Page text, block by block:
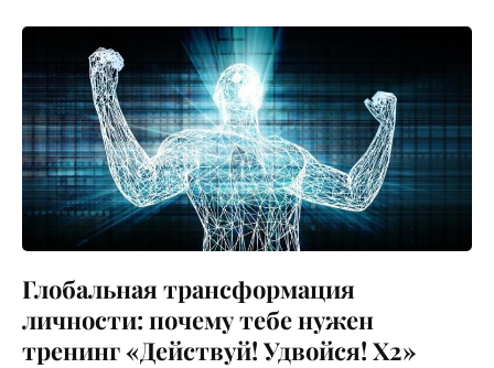
Глобальная трансформация
личности: почему тебе нужен
тренинг «Действуй! Удвойся! Х2»